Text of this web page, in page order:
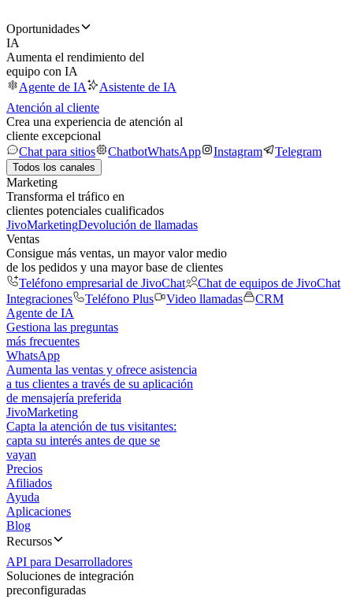
Oportunidades
IA
Aumenta el rendimiento del
equipo con IA
Agente de IA
Asistente de IA
Atención al cliente
Crea una experiencia de atención al
cliente excepcional
Chat para sitios
ChatbotWhatsApp Instagram Telegram
Todos los canales
Marketing
Transforma el tráfico en
clientes potenciales cualificados
JivoMarketingDevolución de llamadas
Ventas
Consigue más ventas, un mayor valor medio
de los pedidos y una mayor base de clientes
Teléfono empresarial de JivoChat
Chat de equipos de JivoChat
Integraciones
Teléfono Plus Video llamadas
CRM
Agente de IA
Gestiona las preguntas
más frecuentes
WhatsApp
Aumenta las ventas y ofrece asistencia
a tus clientes a través de su aplicación
de mensajería preferida
JivoMarketing
Capta la atención de tus visitantes:
capta su interés antes de que se
vayan
Precios
Afiliados
Ayuda
Aplicaciones
Blog
Recursos
API para Desarrolladores
Soluciones de integración
preconfiguradas